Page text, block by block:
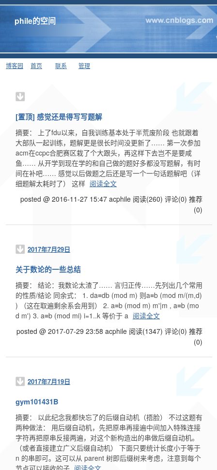
phile的空间
博客园 首页 联系 管理
[置顶] 感觉还是得写写题解
摘要： 上了fdu以来，自我训练基本处于半荒废阶段 也就跟着
大部队一起训练，题解更是很长时间没更新了…… 第一次参加
acm在ccpc合肥赛区栽了个大跟头，再这样下去岂不是要咸
鱼…… 从开学到现在学的和自己做的题好多都没写题解，有时
间在补吧…… 感觉以后做题之后还是写一个一句话题解吧（详
细题解太耗时了） 这样 阅读全文
posted @ 2016-11-27 15:47 acphile 阅读(260) 评论(0) 推荐
(0)
2017年7月29日
关于数论的一些总结
摘要： 结论：我数论太渣了…… 言归正传……先列出几个常用
的性质/结论 同余式： 1. da≡db (mod m) 则a≡b (mod m/(m,d)
) （这在取遍剩余系会用到） 2. a≡b (mod m) m'|m , a≡b (mo
d m') 3. a≡b (mod mi) i=1..k 等价于 a 阅读全文
posted @ 2017-07-29 23:58 acphile 阅读(1347) 评论(0) 推荐
(0)
2017年7月19日
gym101431B
摘要： 以此纪念我都快忘了的后缀自动机（捂脸） 不过这题有
两种做法： 用后缀自动机，先把原串再接遍中间加入特殊连接
字符再把原串反接两遍，对这个新构造出的串做后缀自动机。
（或者直接建立广义后缀自动机） 下面只要统计长度小于等于
n 的串即可。这可以从 parent 树即后缀树来考虑，注意到每个
节点可以接收的子 阅读全文